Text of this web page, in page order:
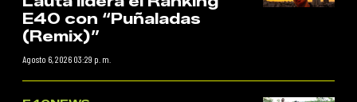
E40 con “Puñaladas
(Remix)”
Agosto 6, 2026 03:29 p. m.